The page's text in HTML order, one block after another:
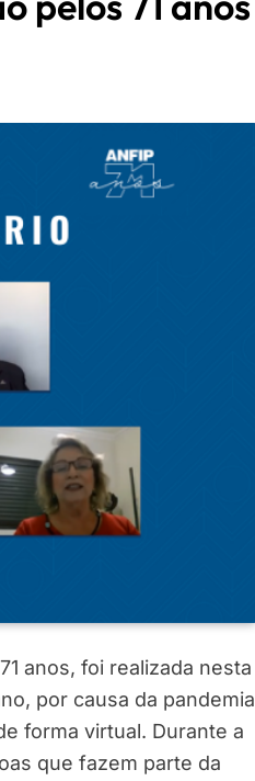
anos, foi realizada nesta
por causa da pandemia
forma virtual. Durante a
que fazem parte da